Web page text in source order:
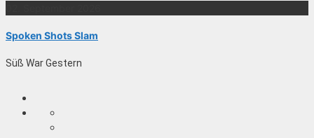
Spoken Shots Slam
Süß War Gestern